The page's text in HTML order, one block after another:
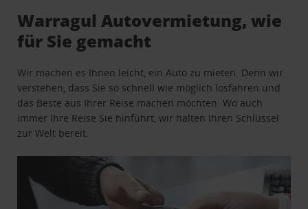
Warragul Autovermietung, wie
für Sie gemacht
Wir machen es Ihnen leicht, ein Auto zu mieten. Denn wir
verstehen, dass Sie so schnell wie möglich losfahren und
das Beste aus Ihrer Reise machen möchten. Wo auch
immer Ihre Reise Sie hinführt, wir halten Ihren Schlüssel
zur Welt bereit.